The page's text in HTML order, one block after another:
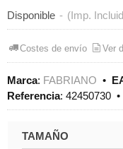
Disponible - (Imp.
Costes de envío Ver
Marca: FABRIANO •
Referencia: 42450730 •
TAMAÑO